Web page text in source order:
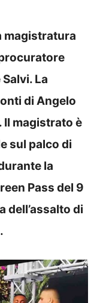
magistratura
La
di Angelo
Il magistrato è
sul palco di
la
Pass del 9
dell’assalto di